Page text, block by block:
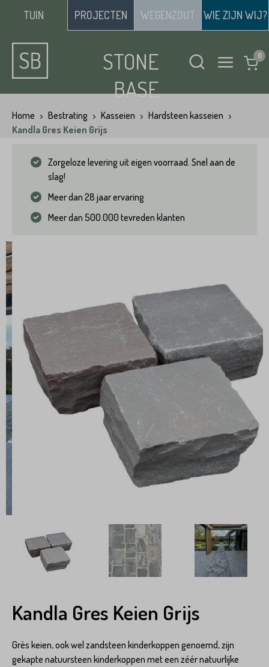
TUIN PROJECTEN WEGENZOUT WIE ZIJN WIJ?
STONE
BASE
Home Bestrating Kasseien
Hardsteen kasseien
Kandla Gres Keien Grijs
Zorgeloze levering uit eigen voorraad. Snel aan de
slag!
Meer dan 28 jaar ervaring
Meer dan 500.000 tevreden klanten
Kandla Gres Keien Grijs
Grès keien, ook wel zandsteen kinderkoppen genoemd, zijn
gekapte natuursteen kinderkoppen met een zéér natuurlijke